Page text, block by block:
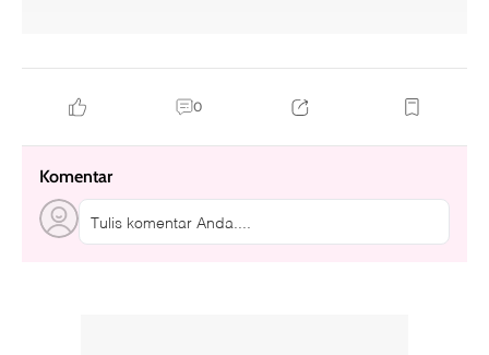
0
Komentar
Tulis komentar Anda....